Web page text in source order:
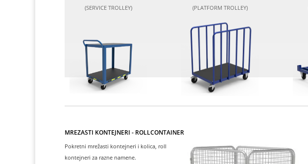
(SERVICE TROLLEY) (PLATFORM TROLLEY)
MREŽASTI KONTEJNERI - ROLLCONTAINER
Pokretni mrežasti kontejneri i kolica, roll
kontejneri za razne namene.